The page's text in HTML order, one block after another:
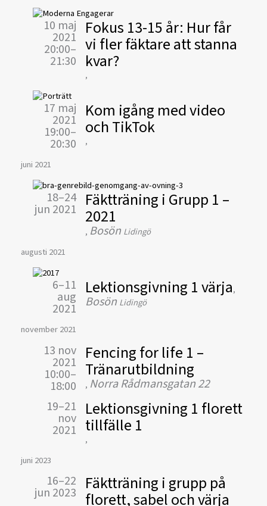
10 maj
2021
20:00–
21:30
Fokus 13-15 år: Hur får
vi fler fäktare att stanna
kvar?
,
17 maj
2021
19:00–
20:30
Kom igång med video
och TikTok
,
juni 2021
18–24
jun 2021 Fäktträning i Grupp 1 –
2021
, Bosön Lidingö
augusti 2021
6–11
aug
2021
Lektionsgivning 1 värja,
Bosön Lidingö
november 2021
13 nov
2021
10:00–
18:00
Fencing for life 1 –
Tränarutbildning
, Norra Rådmansgatan 22
19–21
nov
2021
Lektionsgivning 1 florett
tillfälle 1
,
juni 2023
16–22
jun 2023 Fäktträning i grupp på
florett, sabel och värja